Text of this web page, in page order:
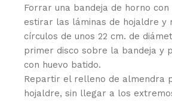
Forrar una bandeja de horno
estirar las láminas de hojaldre y
círculos de unos 22 cm. de
primer disco sobre la bandeja y
con huevo batido.
Repartir el relleno de almendra
hojaldre, sin llegar a los